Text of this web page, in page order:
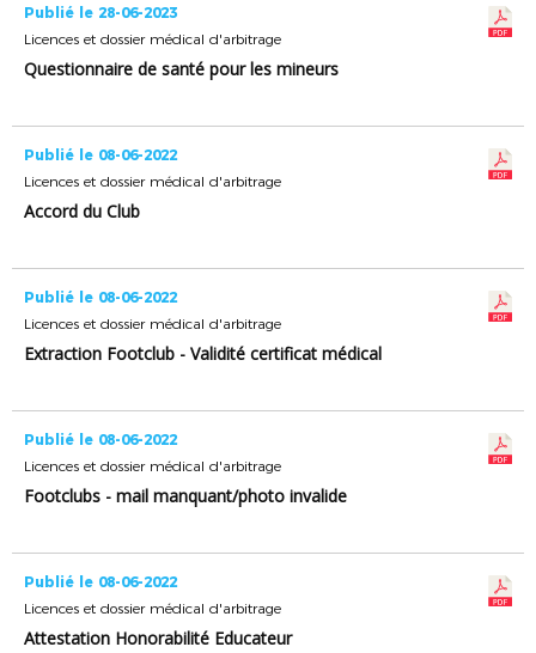
Publié le 28-06-2023
Licences et dossier médical d'arbitrage
Questionnaire de santé pour les mineurs
Publié le 08-06-2022
Licences et dossier médical d'arbitrage
Accord du Club
Publié le 08-06-2022
Licences et dossier médical d'arbitrage
Extraction Footclub - Validité certificat médical
Publié le 08-06-2022
Licences et dossier médical d'arbitrage
Footclubs - mail manquant/photo invalide
Publié le 08-06-2022
Licences et dossier médical d'arbitrage
Attestation Honorabilité Educateur